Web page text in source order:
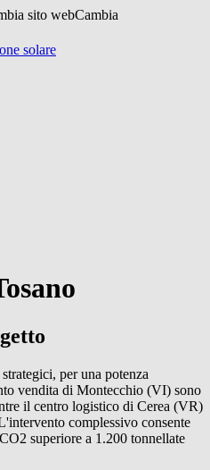
sito webCambia
solare
per una potenza
vendita di Montecchio (VI) sono
il centro logistico di Cerea (VR)
complessivo consente
superiore a 1.200 tonnellate